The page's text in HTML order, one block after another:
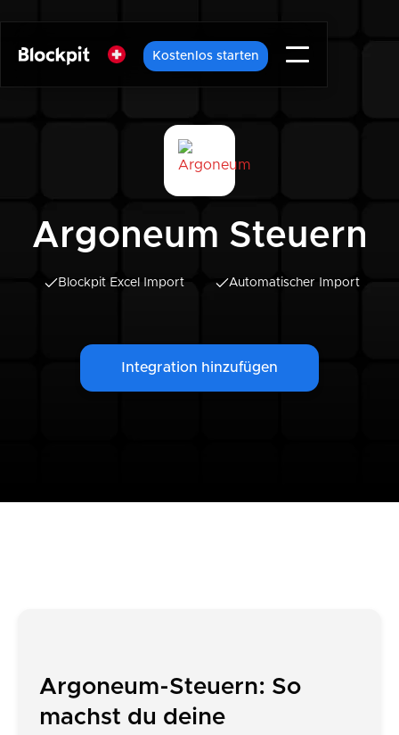
Kostenlos starten
Argoneum Steuern
Blockpit Excel Import Automatischer Import
Integration hinzufügen
Argoneum-Steuern: So
machst du deine